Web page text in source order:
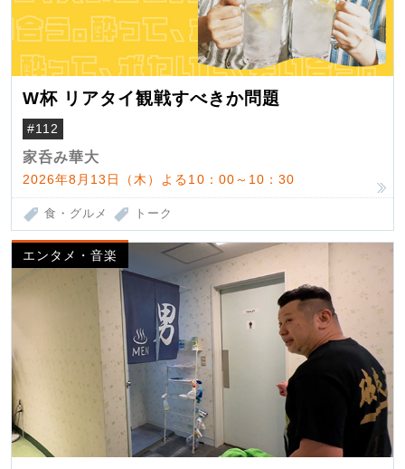
W杯 リアタイ観戦すべきか問題
#112
家呑み華大
2026年8月13日（木）よる10：00～10：30
食・グルメ トーク
エンタメ・音楽